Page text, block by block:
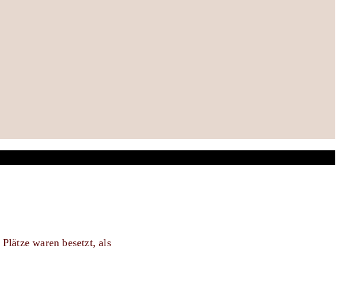
waren besetzt, als